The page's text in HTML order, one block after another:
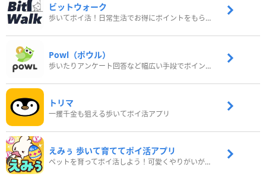
ビットウォーク
歩いてポイ活！日常生活でお得にポイントをもらおう
Powl（ポウル）
歩いたりアンケート回答など幅広い手段でポイントをゲット
トリマ
一攫千金も狙える歩いてポイ活アプリ
えみぅ 歩いて育ててポイ活アプリ
ペットを育ってポイ活しよう！可愛くやりがいがある新感覚アプリ